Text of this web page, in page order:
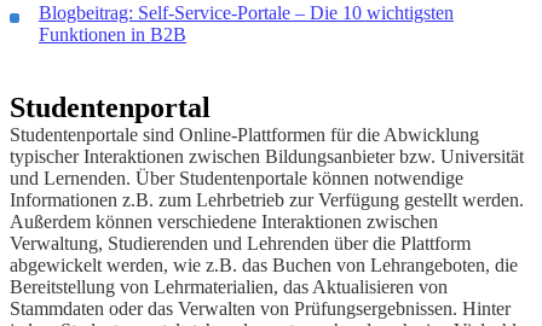
Blogbeitrag: Self-Service-Portale – Die 10 wichtigsten
Funktionen in B2B
Studentenportal
Studentenportale sind Online-Plattformen für die Abwicklung
typischer Interaktionen zwischen Bildungsanbieter bzw. Universität
und Lernenden. Über Studentenportale können notwendige
Informationen z.B. zum Lehrbetrieb zur Verfügung gestellt werden.
Außerdem können verschiedene Interaktionen zwischen
Verwaltung, Studierenden und Lehrenden über die Plattform
abgewickelt werden, wie z.B. das Buchen von Lehrangeboten, die
Bereitstellung von Lehrmaterialien, das Aktualisieren von
Stammdaten oder das Verwalten von Prüfungsergebnissen. Hinter